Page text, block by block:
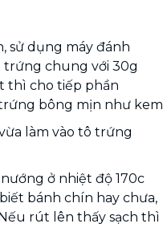
sử dụng máy đánh
chung với 30g
thì cho tiếp phần
bông mịn như kem
làm vào tô trứng
ở nhiệt độ 170c
bánh chín hay chưa,
rút lên thấy sạch thì